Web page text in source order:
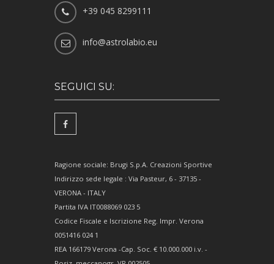
+39 045 8299111
info@astrolabio.eu
SEGUICI SU:
Ragione sociale: Brugi S.p.A. Creazioni Sportive
Indirizzo sede legale : Via Pasteur, 6 - 37135 -
VERONA - ITALY
Partita IVA IT0088069 023 5
Codice Fiscale e Iscrizione Reg. Impr. Verona
0051416 024 1
REA 166179 Verona -Cap. Soc. € 10.000.000 i.v. -